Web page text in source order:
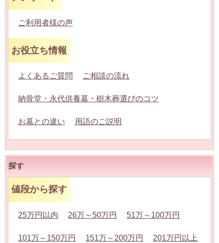
ご利用者様の声
お役立ち情報
よくあるご質問 ご相談の流れ
納骨堂・永代供養墓・樹木葬選びのコツ
お墓との違い 用語のご説明
探す
値段から探す
25万円以内 26万～50万円 51万～100万円
101万～150万円 151万～200万円 201万円以上